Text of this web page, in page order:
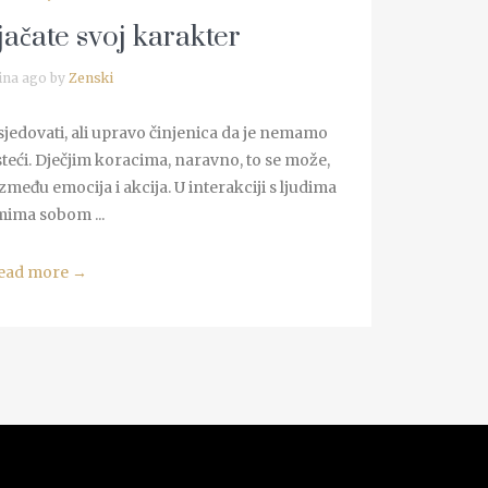
svoj karakter
ago byZenski
ali upravo činjenica da je nemamo
Dječjim koracima, naravno, to se može,
emocija i akcija. U interakciji s ljudima
sobom ...
more →